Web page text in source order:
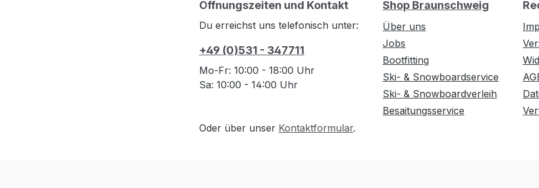
Öffnungszeiten und Kontakt
Du erreichst uns telefonisch unter:
+49 (0)531 - 347711
Mo-Fr: 10:00 - 18:00 Uhr
Sa: 10:00 - 14:00 Uhr
Oder über unser Kontaktformular.
Shop Braunschweig
Über uns
Jobs
Bootfitting
Ski- & Snowboardservice
Ski- & Snowboardverleih
Besaitungsservice